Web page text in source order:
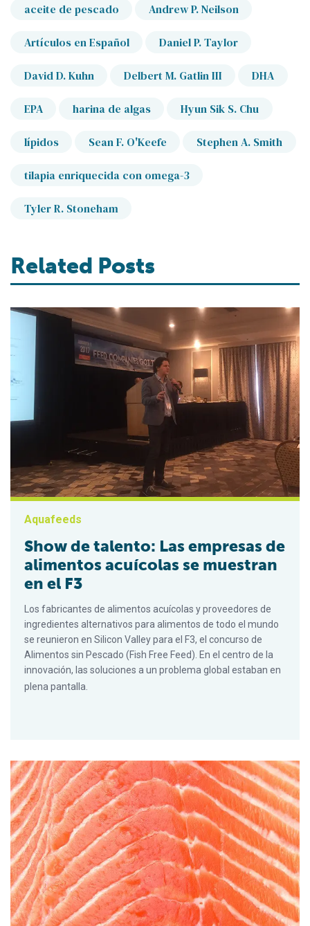
aceite de pescado Andrew P. Neilson
Artículos en Español Daniel P. Taylor
David D. Kuhn Delbert M. Gatlin III DHA
EPA harina de algas Hyun Sik S. Chu
lípidos Sean F. O'Keefe Stephen A. Smith
tilapia enriquecida con omega-3
Tyler R. Stoneham
Related Posts
Aquafeeds
Show de talento: Las empresas de
alimentos acuícolas se muestran
en el F3
Los fabricantes de alimentos acuícolas y proveedores de
ingredientes alternativos para alimentos de todo el mundo
se reunieron en Silicon Valley para el F3, el concurso de
Alimentos sin Pescado (Fish Free Feed). En el centro de la
innovación, las soluciones a un problema global estaban en
plena pantalla.